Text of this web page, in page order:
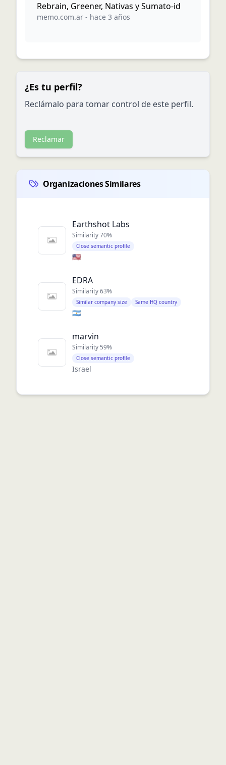
Rebrain, Greener, Nativas y Sumato-id
memo.com.ar - hace 3 años
¿Es tu perfil?
Reclámalo para tomar control de este perfil.
Reclamar
Organizaciones Similares
Earthshot Labs
Similarity70%
Close semantic profile
🇺🇸
EDRA
Similarity63%
Similar company size Same HQ country
🇦🇷
marvin
Similarity 59%
Close semantic profile
Israel